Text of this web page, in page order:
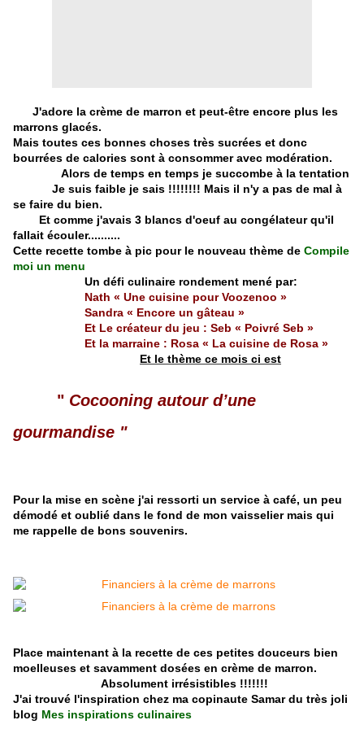
J'adore la crème de marron et peut-être encore plus les
marrons glacés.
Mais toutes ces bonnes choses très sucrées et donc
bourrées de calories sont à consommer avec modération.
Alors de temps en temps je succombe à la tentation
Je suis faible je sais !!!!!!!! Mais il n'y a pas de mal à
se faire du bien.
Et comme j'avais 3 blancs d'oeuf au congélateur qu'il
fallait écouler..........
Cette recette tombe à pic pour le nouveau thème de Compile
moi un menu
Un défi culinaire rondement mené par:
Nath « Une cuisine pour Voozenoo »
Sandra « Encore un gâteau »
Et Le créateur du jeu : Seb « Poivré Seb »
Et la marraine : Rosa « La cuisine de Rosa »
Et le thème ce mois ci est
" Cocooning autour d’une
gourmandise "
Pour la mise en scène j'ai ressorti un service à café, un peu
démodé et oublié dans le fond de mon vaisselier mais qui
me rappelle de bons souvenirs.
Place maintenant à la recette de ces petites douceurs bien
moelleuses et savamment dosées en crème de marron.
Absolument irrésistibles !!!!!!!
J'ai trouvé l'inspiration chez ma copinaute Samar du très joli
blog Mes inspirations culinaires